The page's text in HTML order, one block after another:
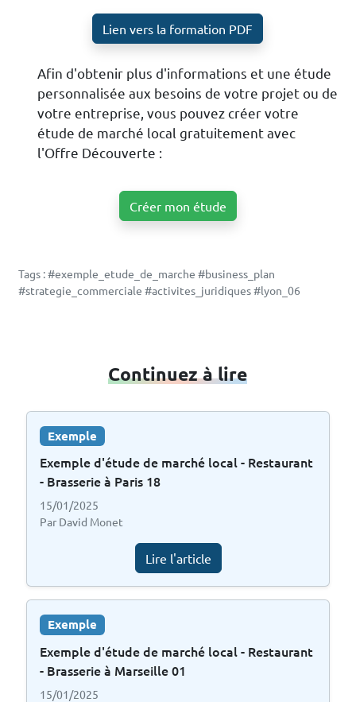
Lien vers la formation PDF
Afin d'obtenir plus d'informations et une étude
personnalisée aux besoins de votre projet ou de
votre entreprise, vous pouvez créer votre
étude de marché local gratuitement avec
l'Offre Découverte :
Créer mon étude
Tags : #exemple_etude_de_marche #business_plan
#strategie_commerciale #activites_juridiques #lyon_06
Continuez à lire
Exemple
Exemple d'étude de marché local - Restaurant
- Brasserie à Paris 18
15/01/2025
Par David Monet
Lire l'article
Exemple
Exemple d'étude de marché local - Restaurant
- Brasserie à Marseille 01
15/01/2025